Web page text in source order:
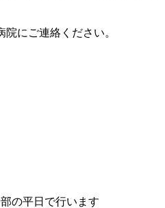
にご連絡ください。
の平日で行います